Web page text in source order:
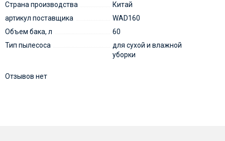
Страна производства
Китай
артикул поставщика
WAD160
Объем бака, л
60
Тип пылесоса
для сухой и влажной
уборки
Отзывов нет